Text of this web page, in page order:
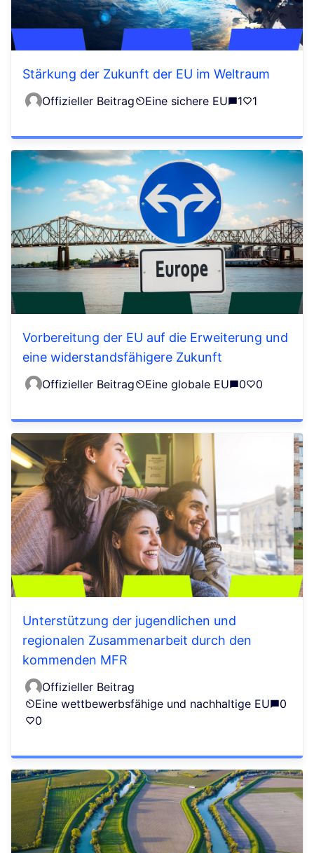
Stärkung der Zukunft der EU im Weltraum
Offizieller Beitrag Eine sichere EU 1 1
Vorbereitung der EU auf die Erweiterung und
eine widerstandsfähigere Zukunft
Offizieller Beitrag Eine globale EU 0 0
Unterstützung der jugendlichen und
regionalen Zusammenarbeit durch den
kommenden MFR
Offizieller Beitrag
Eine wettbewerbsfähige und nachhaltige EU
0
0